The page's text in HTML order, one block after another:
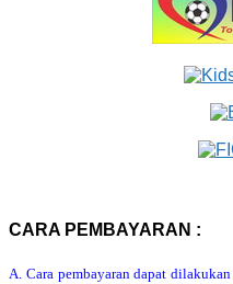
CARA PEMBAYARAN :
A. Cara pembayaran dapat